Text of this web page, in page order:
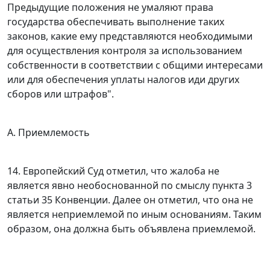
Предыдущие положения не умаляют права
государства обеспечивать выполнение таких
законов, какие ему представляются необходимыми
для осуществления контроля за использованием
собственности в соответствии с общими интересами
или для обеспечения уплаты налогов иди других
сборов или штрафов".
А. Приемлемость
14. Европейский Суд отметил, что жалоба не
является явно необоснованной по смыслу пункта 3
статьи 35 Конвенции. Далее он отметил, что она не
является неприемлемой по иным основаниям. Таким
образом, она должна быть объявлена приемлемой.